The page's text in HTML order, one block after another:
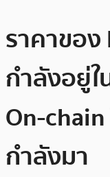
ราคาของ
กำลังอยู่
On-
กำลังมา